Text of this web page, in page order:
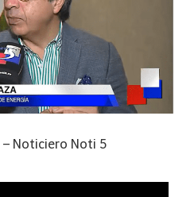
– Noticiero Noti 5